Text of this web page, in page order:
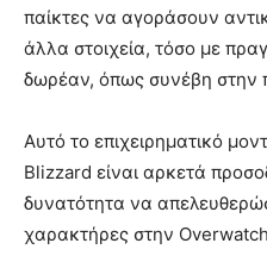
παίκτες να αγοράσουν
άλλα στοιχεία, τόσο με
δωρέαν, όπως συνέβη στην
Αυτό το επιχειρηματικό
Blizzard είναι αρκετά
δυνατότητα να
χαρακτήρες στην